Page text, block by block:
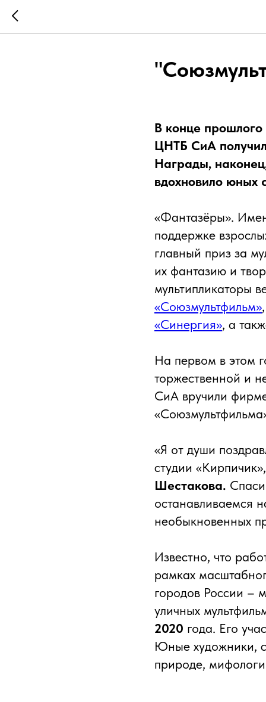
В конце прошлого
ЦНТБ СиА
Награды,
вдохновило юных
«Фантазёры».
поддержке
главный приз за
их фантазию и
мультипликаторы
«Союзмультфильм»
«Синергия», а
На первом в этом
торжественной и
СиА вручили
«Я от души
студии
Шестакова.
останавливаемся
необыкновенных
Известно, что
рамках
городов России –
уличных
2020 года. Его
Юные художники,
природе,